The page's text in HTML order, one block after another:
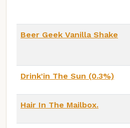
Beer Geek Vanilla Shake
Drink'in The Sun (0.3%)
Hair In The Mailbox.